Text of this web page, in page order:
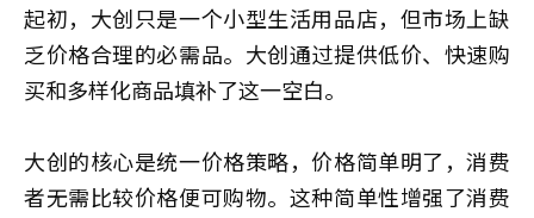
起初，大创只是一个小型生活用品店，但市场上缺
乏价格合理的必需品。大创通过提供低价、快速购
买和多样化商品填补了这一空白。
大创的核心是统一价格策略，价格简单明了，消费
者无需比较价格便可购物。这种简单性增强了消费